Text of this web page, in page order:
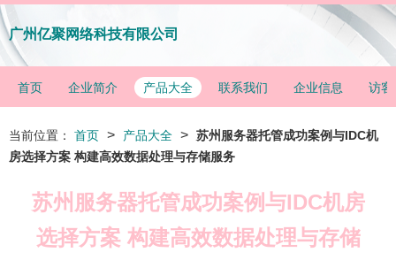
广州亿聚网络科技有限公司
首页 企业简介 产品大全 联系我们 企业信息 访客
当前位置： 首页 > 产品大全 > 苏州服务器托管成功案例与IDC机
房选择方案 构建高效数据处理与存储服务
苏州服务器托管成功案例与IDC机房
选择方案 构建高效数据处理与存储